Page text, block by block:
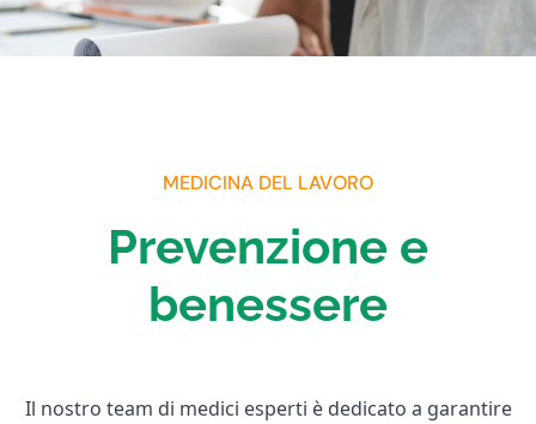
MEDICINA DEL LAVORO
Prevenzione e
benessere
Il nostro team di medici esperti è dedicato a garantire